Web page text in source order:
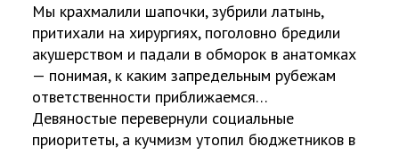
Мы крахмалили шапочки, зубрили латынь,
притихали на хирургиях, поголовно бредили
акушерством и падали в обморок в анатомках
— понимая, к каким запредельным рубежам
ответственности приближаемся…
Девяностые перевернули социальные
приоритеты, а кучмизм утопил бюджетников в